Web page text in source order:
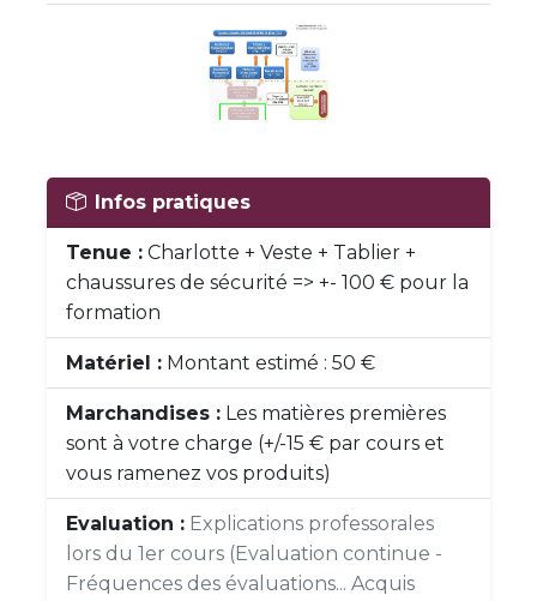
Infos pratiques
Tenue : Charlotte + Veste + Tablier +
chaussures de sécurité => +- 100 € pour la
formation
Matériel : Montant estimé : 50 €
Marchandises : Les matières premières
sont à votre charge (+/-15 € par cours et
vous ramenez vos produits)
Evaluation : Explications professorales
lors du 1er cours (Evaluation continue -
Fréquences des évaluations... Acquis